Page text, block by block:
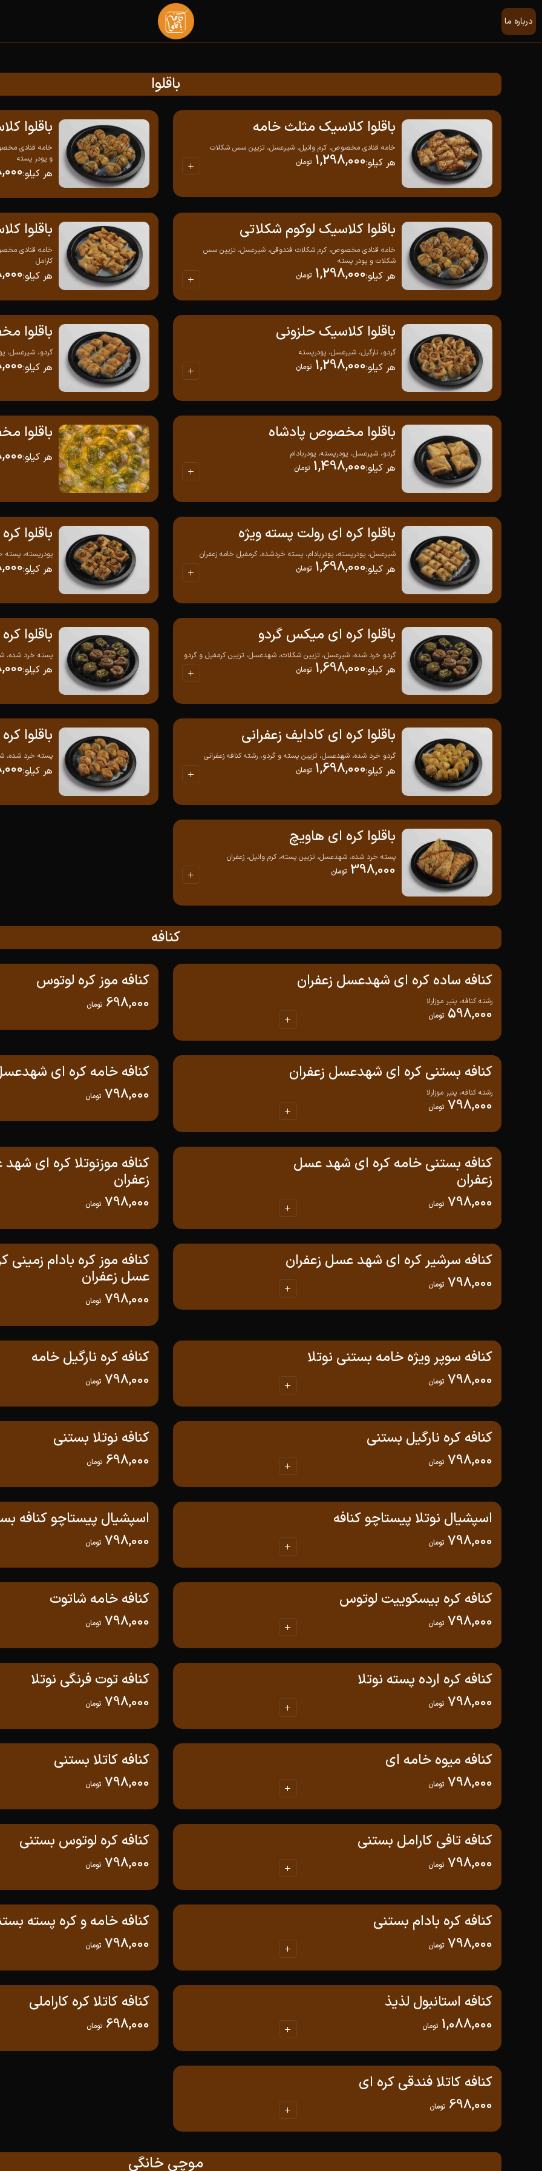
درباره ما
باقلوا
باقلوا کلاسیک مثلث خامه
خامه قنادی مخصوص، کرم وانیل، شیرعسل، تزیین سس شکلات
هر کیلو:
1,298,000 تومان
باقلوا
خامه قنادی
و پودر پسته
هر کیلو:
باقلوا کلاسیک لوکوم شکلاتی
خامه قنادی مخصوص، کرم شکلات فندوقی، شیرعسل، تزیین سس
شکلات و پودر پسته
هر کیلو:
1,298,000 تومان
باقلوا
خامه قنادی
کارامل
هر کیلو:
باقلوا کلاسیک حلزونی
گردو، نارگیل، شیرعسل، پودرپسته
هر کیلو:
1,298,000 تومان
باقلوا
گردو، شیرعسل،
هر کیلو:
باقلوا مخصوص پادشاه
گردو، شیرعسل، پودرپسته، پودربادام
هر کیلو:
1,498,000 تومان
باقلوا
هر کیلو:
باقلوا کره ای رولت پسته ویژه
شیرعسل، پودرپسته، پودربادام، پسته خردشده، کرمفیل خامه زعفران
هر کیلو:
1,698,000 تومان
باقلوا
پودرپسته،
هر کیلو:
باقلوا کره ای میکس گردو
گردو خرد شده، شیرعسل، تزیین شکلات، شهدعسل، تزیین کرمفیل و گردو
هر کیلو:
1,698,000 تومان
باقلوا
پسته خرد شده،
هر کیلو:
باقلوا کره ای کادایف زعفرانی
گردو خرد شده، شهدعسل، تزیین پسته و گردو، رشته کنافه زعفرانی
هر کیلو:
1,698,000 تومان
باقلوا
پسته خرد شده،
هر کیلو:
باقلوا کره ای هاویچ
پسته خرد شده، شهدعسل، تزیین پسته، کرم وانیل، زعفران
398,000 تومان
کنافه
کنافه ساده کره ای شهدعسل زعفران
رشته کنافه، پنیر موزارلا
598,000 تومان
کنافه موز کره لوتوس
698,000 تومان
کنافه بستنی کره ای شهدعسل زعفران
رشته کنافه، پنیر موزارلا
798,000 تومان
کنافه خامه کره ای
798,000 تومان
کنافه بستنی خامه کره ای شهد عسل
زعفران
798,000 تومان
کنافه موزنوتلا کره ای
زعفران
798,000 تومان
کنافه سرشیر کره ای شهد عسل زعفران
798,000 تومان
کنافه موز کره بادام
عسل زعفران
798,000 تومان
کنافه سوپر ویژه خامه بستنی نوتلا
798,000 تومان
کنافه کره نارگیل خامه
798,000 تومان
کنافه کره نارگیل بستنی
798,000 تومان
کنافه نوتلا بستنی
698,000 تومان
اسپشیال نوتلا پیستاچو کنافه
798,000 تومان
اسپشیال پیستاچو کنافه
798,000 تومان
کنافه کره بیسکوییت لوتوس
798,000 تومان
کنافه خامه شاتوت
798,000 تومان
کنافه کره ارده پسته نوتلا
798,000 تومان
کنافه توت فرنگی نوتلا
798,000 تومان
کنافه میوه خامه ای
798,000 تومان
کنافه کاتلا بستنی
798,000 تومان
کنافه تافی کارامل بستنی
798,000 تومان
کنافه کره لوتوس بستنی
798,000 تومان
کنافه کره بادام بستنی
798,000 تومان
کنافه خامه و کره پسته
798,000 تومان
کنافه استانبول لذیذ
1,088,000 تومان
کنافه کاتلا کره کاراملی
698,000 تومان
کنافه کاتلا فندقی کره ای
698,000 تومان
موچی خانگی